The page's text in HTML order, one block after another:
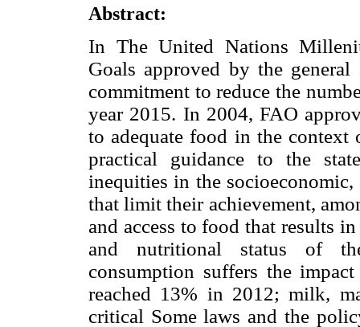
Abstract:
In The United Nations
Goals approved by the
commitment to reduce the
year 2015. In 2004, FAO
to adequate food in the
practical guidance to the
inequities in the
that limit their achievement,
and access to food that results
and nutritional status of
consumption suffers the
reached 13% in 2012; milk,
critical Some laws and the